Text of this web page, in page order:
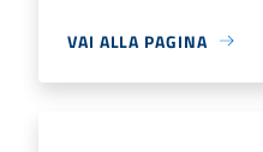
VAI ALLA PAGINA